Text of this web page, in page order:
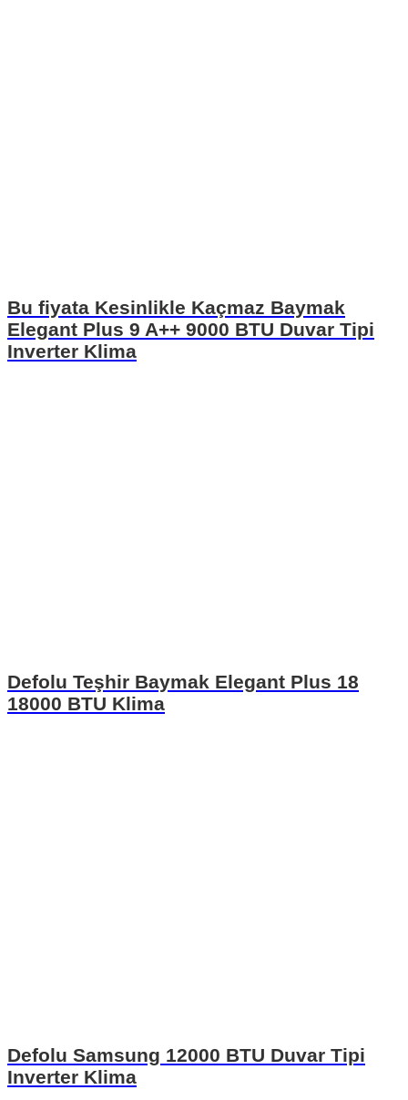
Bu fiyata Kesinlikle Kaçmaz Baymak
Elegant Plus 9 A++ 9000 BTU Duvar Tipi
Inverter Klima
Defolu Teşhir Baymak Elegant Plus 18
18000 BTU Klima
Defolu Samsung 12000 BTU Duvar Tipi
Inverter Klima